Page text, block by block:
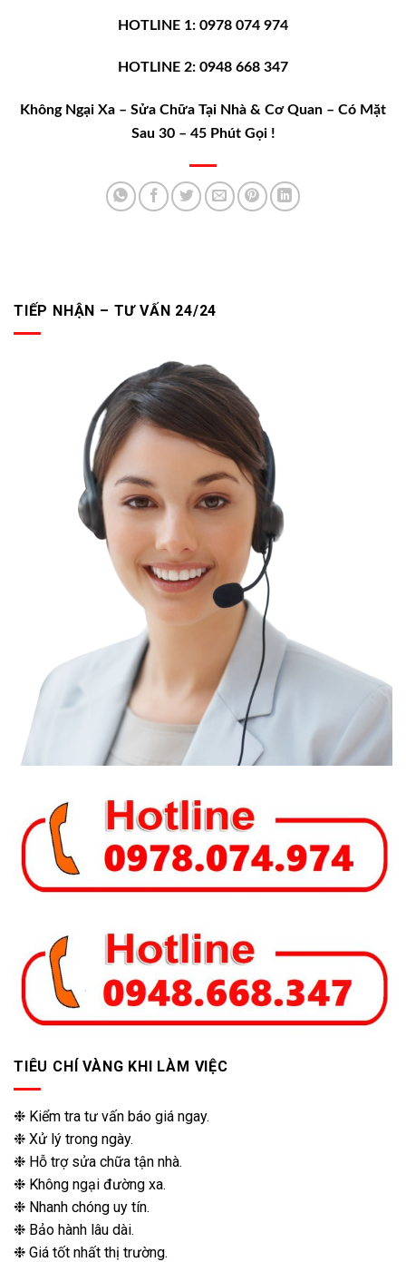
TIẾP NHẬN – TƯ VẤN 24/24
TIÊU CHÍ VÀNG KHI LÀM VIỆC
❉ Kiểm tra tư vấn báo giá ngay.
❉ Xử lý trong ngày.
❉ Hỗ trợ sửa chữa tận nhà.
❉ Không ngại đường xa.
❉ Nhanh chóng uy tín.
❉ Bảo hành lâu dài.
❉ Giá tốt nhất thị trường.
HOTLINE 1: 0978 074 974
HOTLINE 2: 0948 668 347
Không Ngại Xa – Sửa Chữa Tại Nhà & Cơ Quan – Có Mặt
Sau 30 – 45 Phút Gọi !